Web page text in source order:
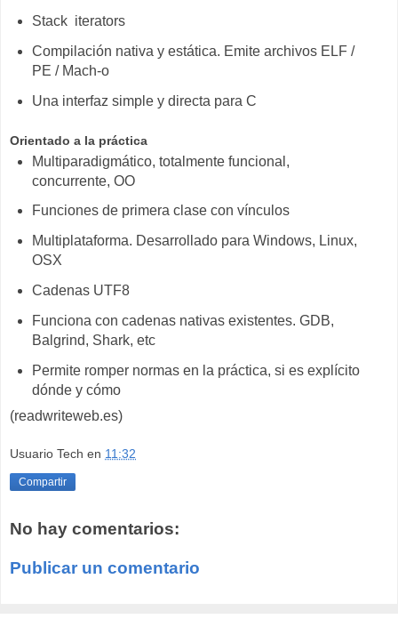
Stack iterators
Compilación nativa y estática. Emite archivos ELF /
PE / Mach-o
Una interfaz simple y directa para C
Orientado a la práctica
Multiparadigmático, totalmente funcional,
concurrente, OO
Funciones de primera clase con vínculos
Multiplataforma. Desarrollado para Windows, Linux,
OSX
Cadenas UTF8
Funciona con cadenas nativas existentes. GDB,
Balgrind, Shark, etc
Permite romper normas en la práctica, si es explícito
dónde y cómo
(readwriteweb.es)
Usuario Tech en 11:32
Compartir
No hay comentarios:
Publicar un comentario